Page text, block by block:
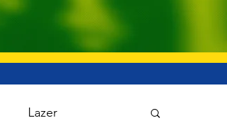
Lazer